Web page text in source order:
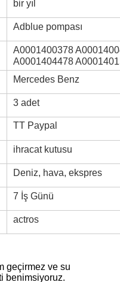
bir yıl
Adblue pompası
A0001400378
A0001404478
Mercedes Benz
3 adet
TT Paypal
ihracat kutusu
Deniz, hava, ekspres
7 İş Günü
actros
geçirmez ve su
benimsiyoruz.